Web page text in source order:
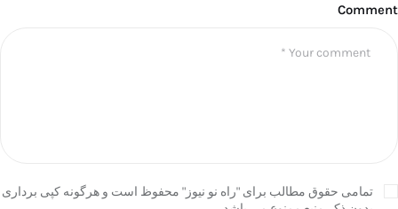
Comment
تمامی حقوق مطالب برای "راه نو نیوز" محفوظ است و هرگونه کپی برداری